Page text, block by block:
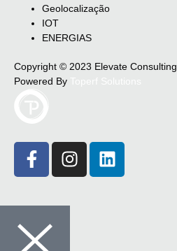
Geolocalização
IOT
ENERGIAS
Copyright © 2023 Elevate
Powered By